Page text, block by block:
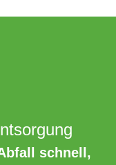
schnell,